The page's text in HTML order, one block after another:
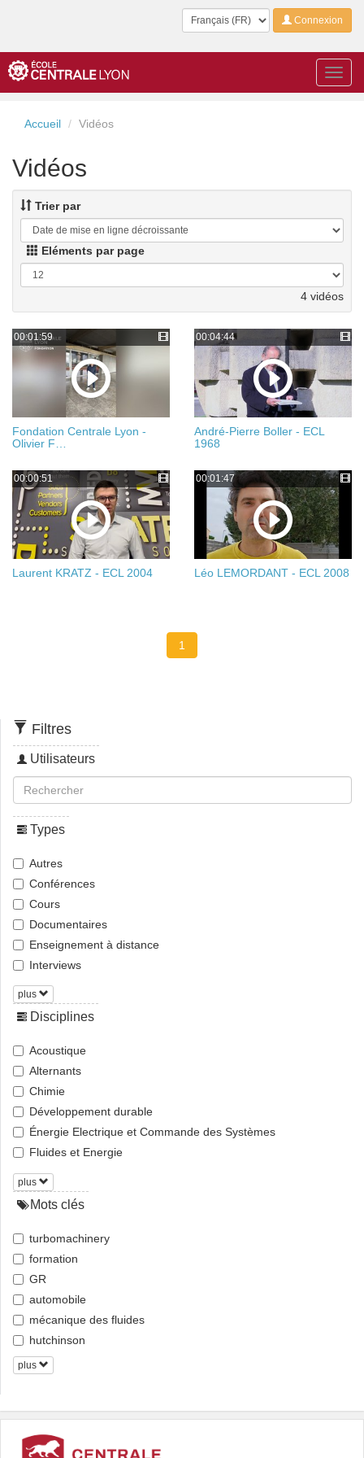
LangueConnexion
Accueil Vidéos
Vidéos
Trier par
Eléments par page
4 vidéos
00:01:59
Fondation Centrale Lyon -
Olivier F…
00:04:44
André-Pierre Boller - ECL
1968
00:00:51
Laurent KRATZ - ECL 2004
00:01:47
Léo LEMORDANT - ECL 2008
1
Filtres
Utilisateurs
Types
Autres
Conférences
Cours
Documentaires
Enseignement à distance
Interviews
plus
Disciplines
Acoustique
Alternants
Chimie
Développement durable
Énergie Electrique et Commande des Systèmes
Fluides et Energie
plus
Mots clés
turbomachinery
formation
GR
automobile
mécanique des fluides
hutchinson
plus